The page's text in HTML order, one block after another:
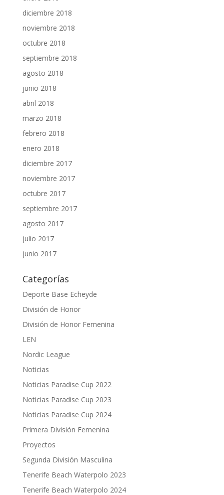
diciembre 2018
noviembre 2018
octubre 2018
septiembre 2018
agosto 2018
junio 2018
abril 2018
marzo 2018
febrero 2018
enero 2018
diciembre 2017
noviembre 2017
octubre 2017
septiembre 2017
agosto 2017
julio 2017
junio 2017
Categorías
Deporte Base Echeyde
División de Honor
División de Honor Femenina
LEN
Nordic League
Noticias
Noticias Paradise Cup 2022
Noticias Paradise Cup 2023
Noticias Paradise Cup 2024
Primera División Femenina
Proyectos
Segunda División Masculina
Tenerife Beach Waterpolo 2023
Tenerife Beach Waterpolo 2024